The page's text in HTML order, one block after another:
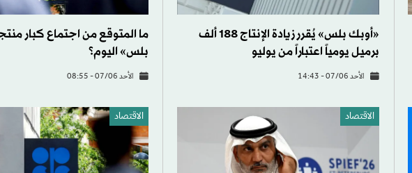
«أوبك بلس» يُقرر زيادة الإنتاج 188 ألف
برميل يومياً اعتباراً من يوليو
الأحد 07/06 - 14:43
ما المتوقع من اجتماع كبار
بلس» اليوم؟
الأحد 07/06 - 08:55
الاقتصاد الاقتصاد